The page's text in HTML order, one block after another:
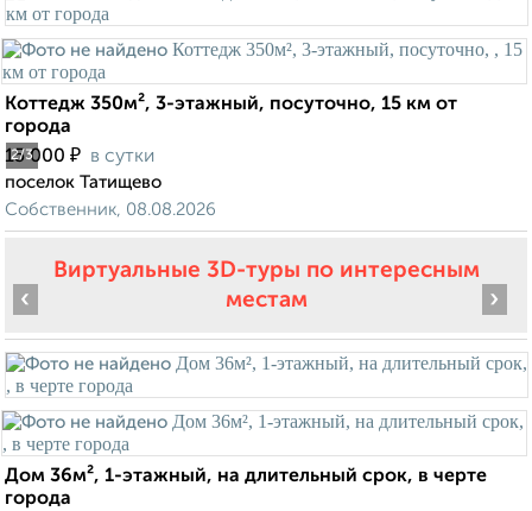
2/3
Коттедж 350м², 3-этажный, посуточно, 15 км от
города
15 000 ₽ в сутки
поселок Татищево
Собственник, 08.08.2026
Виртуальные 3D-туры по интересным
местам
‹ ›
Дом 36м², 1-этажный, на длительный срок, в черте
города